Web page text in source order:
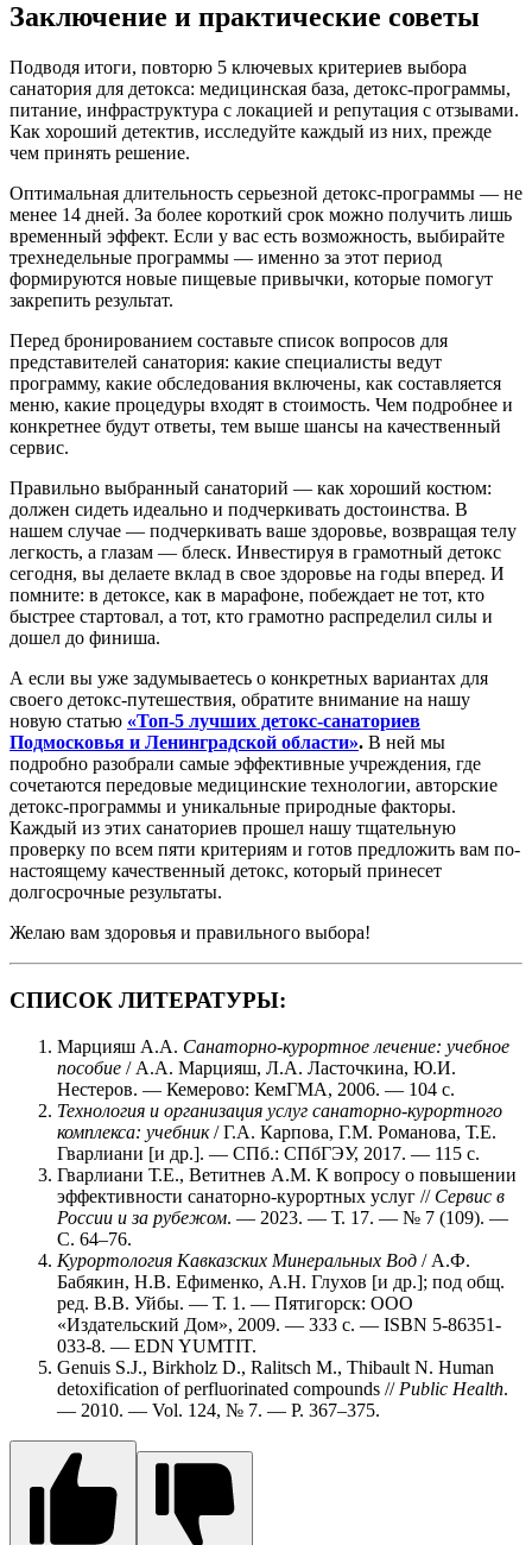
Заключение и практические советы
Подводя итоги, повторю 5 ключевых критериев выбора
санатория для детокса: медицинская база, детокс-программы,
питание, инфраструктура с локацией и репутация с отзывами.
Как хороший детектив, исследуйте каждый из них, прежде
чем принять решение.
Оптимальная длительность серьезной детокс-программы — не
менее 14 дней. За более короткий срок можно получить лишь
временный эффект. Если у вас есть возможность, выбирайте
трехнедельные программы — именно за этот период
формируются новые пищевые привычки, которые помогут
закрепить результат.
Перед бронированием составьте список вопросов для
представителей санатория: какие специалисты ведут
программу, какие обследования включены, как составляется
меню, какие процедуры входят в стоимость. Чем подробнее и
конкретнее будут ответы, тем выше шансы на качественный
сервис.
Правильно выбранный санаторий — как хороший костюм:
должен сидеть идеально и подчеркивать достоинства. В
нашем случае — подчеркивать ваше здоровье, возвращая телу
легкость, а глазам — блеск. Инвестируя в грамотный детокс
сегодня, вы делаете вклад в свое здоровье на годы вперед. И
помните: в детоксе, как в марафоне, побеждает не тот, кто
быстрее стартовал, а тот, кто грамотно распределил силы и
дошел до финиша.
А если вы уже задумываетесь о конкретных вариантах для
своего детокс-путешествия, обратите внимание на нашу
новую статью «Топ-5 лучших детокс-санаториев
Подмосковья и Ленинградской области». В ней мы
подробно разобрали самые эффективные учреждения, где
сочетаются передовые медицинские технологии, авторские
детокс-программы и уникальные природные факторы.
Каждый из этих санаториев прошел нашу тщательную
проверку по всем пяти критериям и готов предложить вам по-
настоящему качественный детокс, который принесет
долгосрочные результаты.
Желаю вам здоровья и правильного выбора!
СПИСОК ЛИТЕРАТУРЫ:
Марцияш А.А. Санаторно-курортное лечение: учебное
пособие / А.А. Марцияш, Л.А. Ласточкина, Ю.И.
Нестеров. — Кемерово: КемГМА, 2006. — 104 с.
Технология и организация услуг санаторно-курортного
комплекса: учебник/ Г.А. Карпова, Г.М. Романова, Т.Е.
Гварлиани [и др.]. — СПб.: СПбГЭУ, 2017. — 115 с.
Гварлиани Т.Е., Ветитнев А.М. К вопросу о повышении
эффективности санаторно-курортных услуг // Сервис в
России и за рубежом. — 2023. — Т. 17. — № 7 (109). —
С. 64–76.
Курортология Кавказских Минеральных Вод / А.Ф.
Бабякин, Н.В. Ефименко, А.Н. Глухов [и др.]; под общ.
ред. В.В. Уйбы. — Т. 1. — Пятигорск: ООО
«Издательский Дом», 2009. — 333 с. — ISBN 5-86351-
033-8. — EDN YUMTIT.
Genuis S.J., Birkholz D., Ralitsch M., Thibault N. Human
detoxification of perfluorinated compounds // Public Health.
— 2010. — Vol. 124, № 7. — P. 367–375.